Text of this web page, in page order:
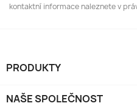
kontaktní informace naleznete v
PRODUKTY
NAŠE SPOLEČNOST